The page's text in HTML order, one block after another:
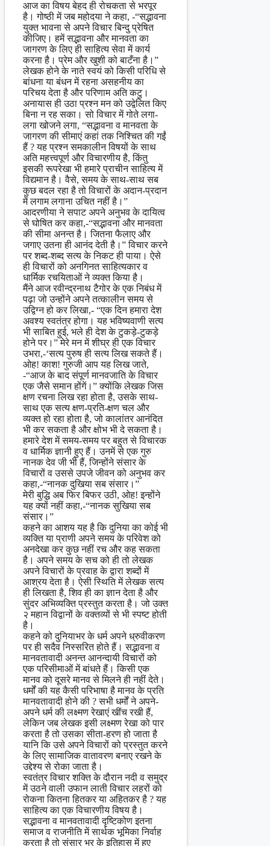
आज का विषय बेहद ही रोचकता से भरपूर
है। गोष्ठी में जब महोदया ने कहा, -“सद्भावना
युक्त भावना से अपने विचार बिन्दु प्रेषित
कीजिए। हमें सद्भावना और मानवता का
जागरण के लिए ही साहित्य सेवा में कार्य
करना है। प्रेम और खुशी को बाटँना है।”
लेखक होने के नाते स्वयं को किसी परिधि से
बांधना या बंधन में रहना असहनीय का
परिचय देता है और परिणाम अति कटु।
अनायास ही उठा प्रश्न मन को उद्वेलित किए
बिना न रह सका। सो विचार में गोते लगा-
लगा खोजने लगा, “सद्भावना व मानवता के
जागरण की सीमाएं कहां तक निश्चित की गईं
हैं ? यह प्रश्न समकालीन विषयों के साथ
अति महत्त्वपूर्ण और विचारणीय है, किंतु
इसकी रूपरेखा भी हमारे प्राचीन साहित्य में
विद्यमान है। वैसे, समय के साथ-साथ सब
कुछ बदल रहा है तो विचारों के अदान-प्रदान
में लगाम लगाना उचित नहीं है।”
आदरणीया ने सपाट अपने अनुभव के दायित्व
से घोषित कर कहा,-“सद्भावना और मानवता
की सीमा अनन्त है। जितना फैलाए और
जगाए उतना ही आनंद देती है।” विचार करने
पर शब्द-शब्द सत्य के निकट ही पाया। ऐसे
ही विचारों को अनगिनत साहित्यकार व
धार्मिक रचयिताओं ने व्यक्त किया है।
मैंने आज रवीन्द्रनाथ टैगोर के एक निबंध में
पढ़ा जो उन्होंने अपने तत्कालीन समय से
उद्विग्न हो कर लिखा,- “एक दिन हमारा देश
अवश्य स्वतंत्र होगा। यह भविष्यवाणी सत्य
भी साबित हुई, भले ही देश के टुकड़े-टुकड़े
होने पर।” मेरे मन में शीघ्र ही एक विचार
उभरा,-‘सत्य पुरुष ही सत्य लिख सकते हैं।
ओह! काश! गुरुजी आप यह लिख जाते,
-“आज के बाद संपूर्ण मानवजाति के विचार
एक जैसे समान होंगें।” क्योंकि लेखक जिस
क्षण रचना लिख रहा होता है, उसके साथ-
साथ एक सत्य क्षण-प्रति-क्षण चल और
व्यक्त हो रहा होता है, जो कालांतर आनंदित
भी कर सकता है और क्षोभ भी दे सकता है।
हमारे देश में समय-समय पर बहुत से विचारक
व धार्मिक ज्ञानी हुए हैं। उनमें से एक गुरु
नानक देव जी भी हैं, जिन्होंने संसार के
विचारों व उससे उपजे जीवन को अनुभव कर
कहा,-“नानक दुखिया सब संसार।”
मेरी बुद्धि अब फिर बिफर उठी, ओह! इन्होंने
यह क्यों नहीं कहा,-“नानक सुखिया सब
संसार।”
कहने का आशय यह है कि दुनिया का कोई भी
व्यक्ति या प्राणी अपने समय के परिवेश को
अनदेखा कर कुछ नहीं रच और कह सकता
है। अपने समय के सच को ही तो लेखक
अपने विचारों के प्रवाह के द्वारा शब्दों में
आश्रय देता है। ऐसी स्थिति में लेखक सत्य
ही लिखता है, शिव ही का ज्ञान देता है और
सुंदर अभिव्यक्ति प्रस्तुत करता है। जो उक्त
२ महान विद्वानों के वक्तव्यों से भी स्पष्ट होती
है।
कहने को दुनियाभर के धर्म अपने ध्रुवीकरण
पर ही सदैव निस्सरित होते हैं। सद्भावना व
मानवतावादी अनन्त आनन्दायी विचारों को
एक परिसीमाओं में बांधते हैं। किसी एक
मानव को दूसरे मानव से मिलने ही नहीं देते।
धर्मों की यह कैसी परिभाषा है मानव के प्रति
मानवतावादी होने की ? सभी धर्मों ने अपने-
अपने धर्म की लक्ष्मण रेखाएं खींच रखी हैं,
लेकिन जब लेखक इसी लक्ष्मण रेखा को पार
करता है तो उसका सीता-हरण हो जाता है
यानि कि उसे अपने विचारों को प्रस्तुत करने
के लिए सामाजिक वातावरण बनाए रखने के
उद्देश्य से रोका जाता है।
स्वतंत्र विचार शक्ति के दौरान नदी व समुद्र
में उठने वाली उफान लाती विचार लहरों को
रोकना कितना हितकर या अहितकर है ? यह
साहित्य का एक विचारणीय विषय है।
सद्भावना व मानवतावादी दृष्टिकोण इतना
समाज व राजनीति में सार्थक भूमिका निर्वाह
करता है तो संसार भर के इतिहास में हुए